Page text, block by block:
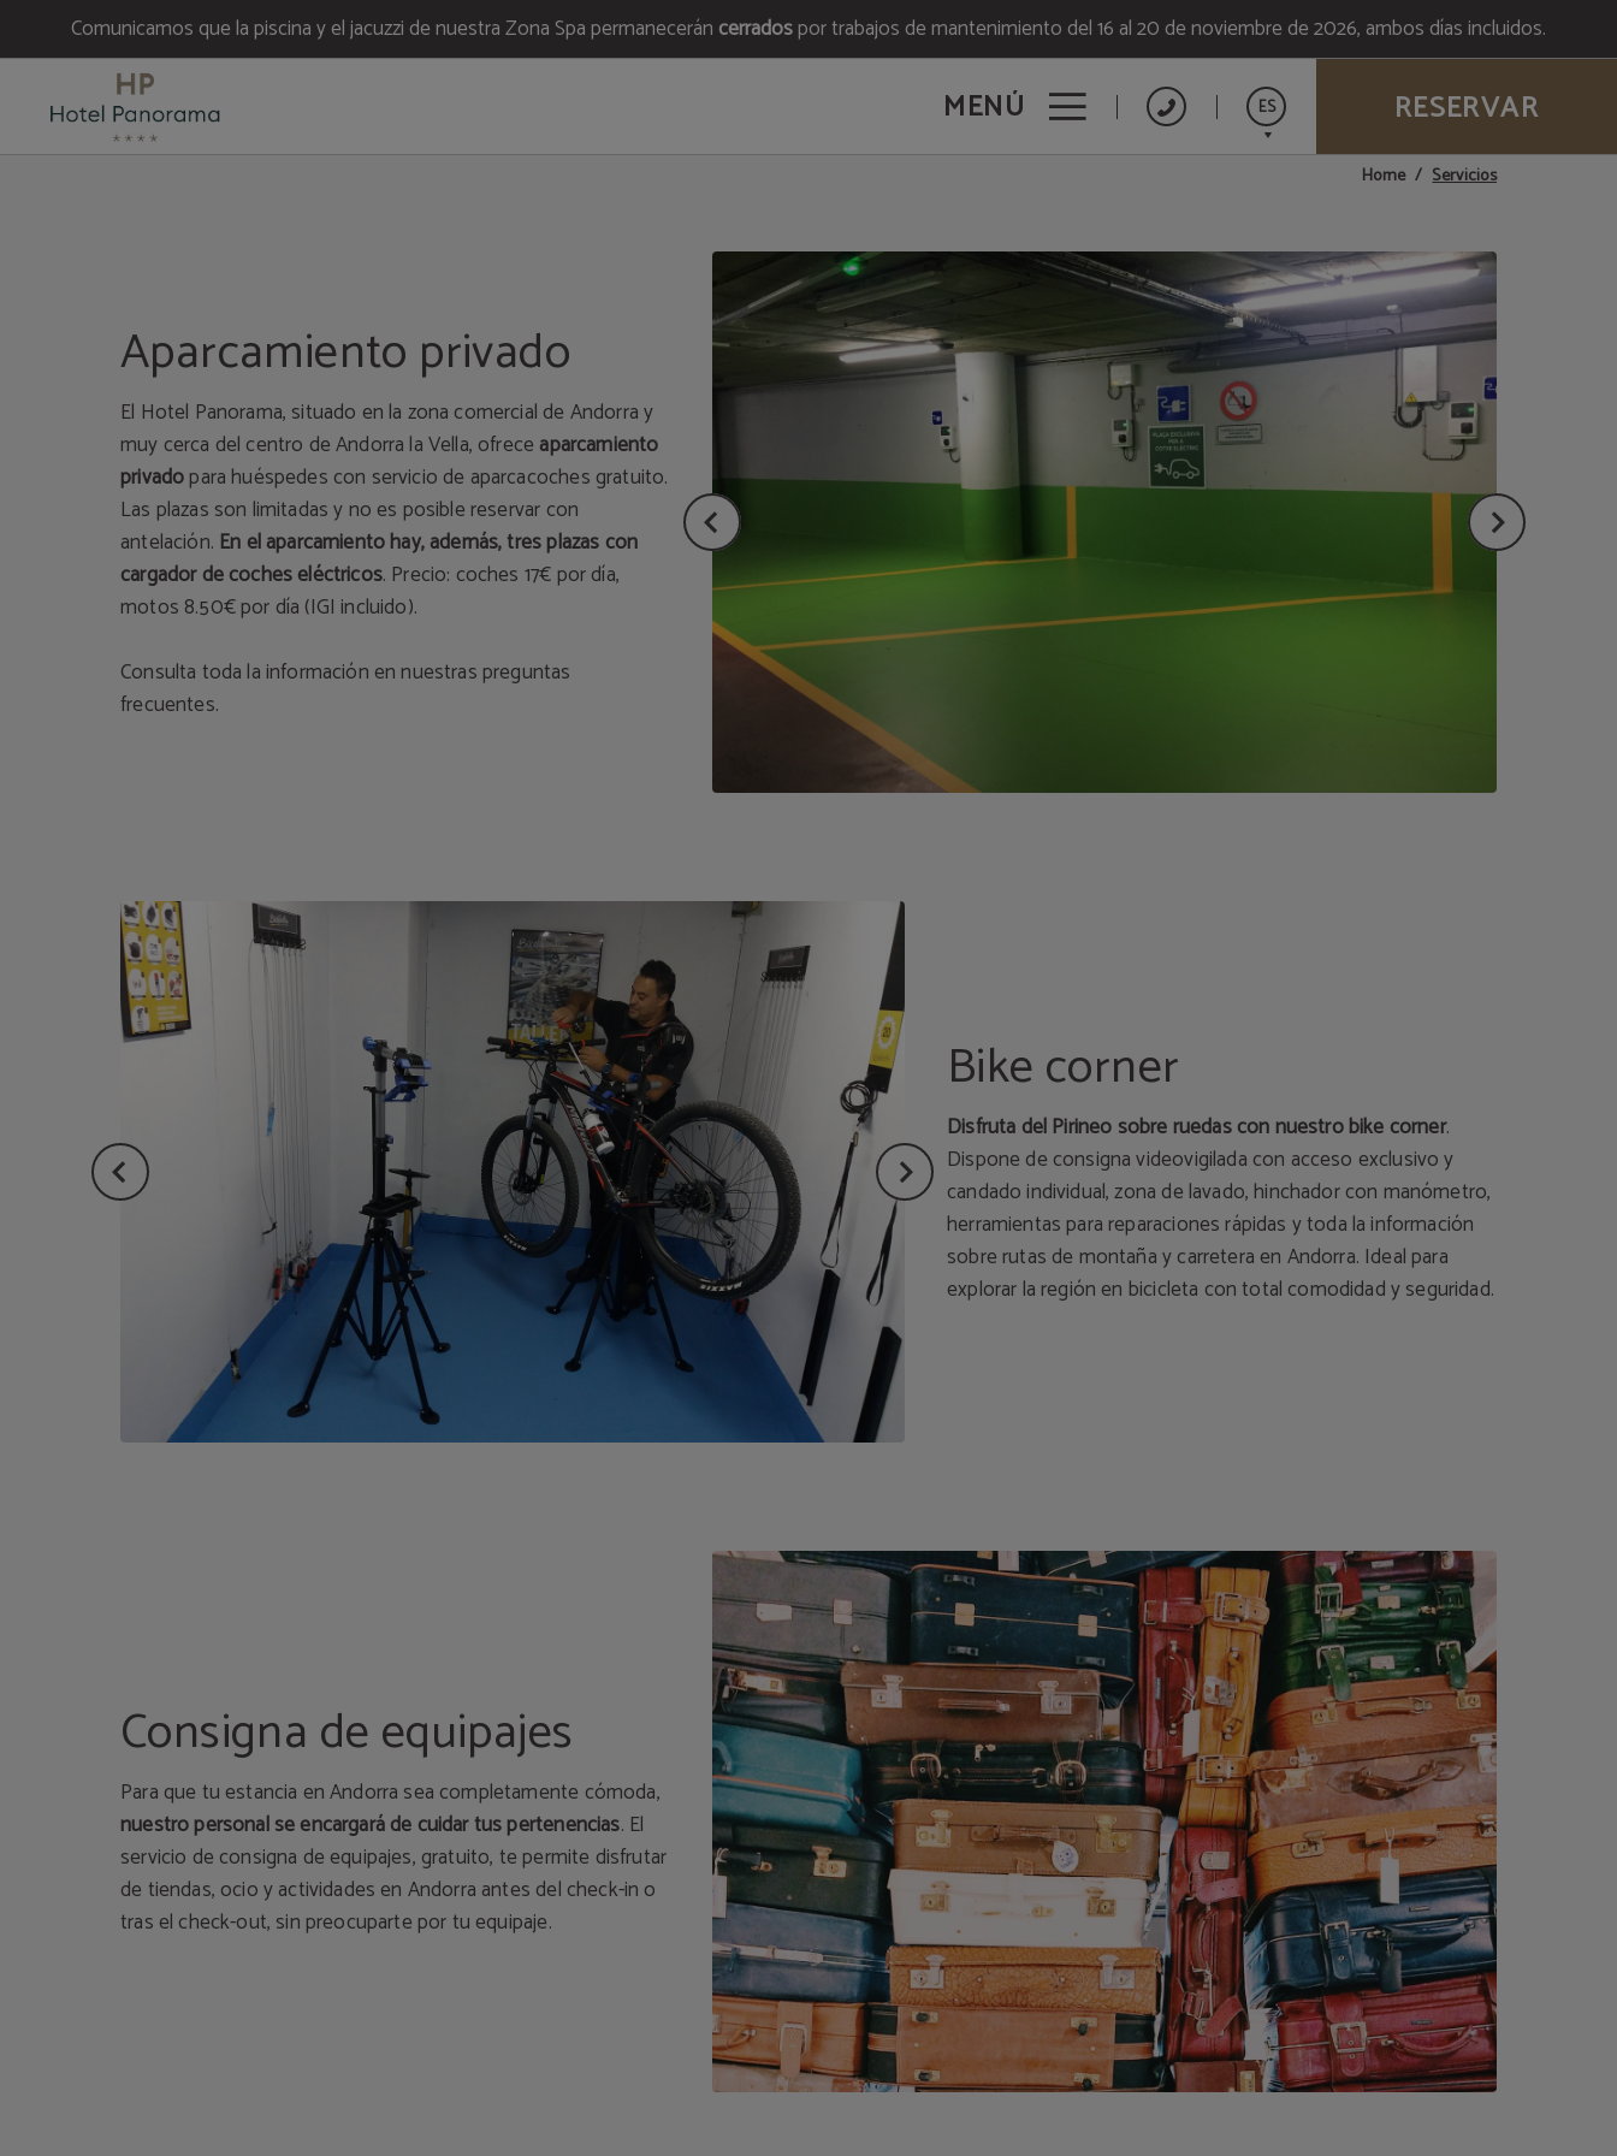
Comunicamos que la piscina y el jacuzzi de nuestra Zona Spa permanecerán cerradospor trabajos de mantenimiento del 16 al 20 de noviembre de 2026, ambos días incluidos.
MENÚ ES
Français
RESERVAR
Servicios del Hotel Panorama en Escaldes. Web Oficial.
Home Servicios
Aparcamiento privado
El Hotel Panorama, situado en la zona comercial de Andorra y
muy cerca del centro de Andorra la Vella, ofrece aparcamiento
privadopara huéspedes con servicio de aparcacoches gratuito.
Las plazas son limitadas y no es posible reservar con
antelación. En el aparcamiento hay, además, tres plazas con
cargador de coches eléctricos. Precio: coches 17€ por día,
motos 8.50€ por día (IGI incluido).
Consulta toda la información en nuestraspreguntas
frecuentes.
Bike corner
Disfruta del Pirineo sobre ruedas con nuestro bike corner.
Dispone de consigna videovigilada con acceso exclusivo y
candado individual, zona de lavado, hinchador con manómetro,
herramientas para reparaciones rápidas y toda la información
sobre rutas de montaña y carretera en Andorra. Ideal para
explorar la región en bicicleta con total comodidad y seguridad.
Consigna de equipajes
Para que tu estancia en Andorra sea completamente cómoda,
nuestro personal se encargará de cuidar tus pertenencias. El
servicio de consigna de equipajes, gratuito, te permite disfrutar
de tiendas, ocio y actividades en Andorra antes del check-in o
tras el check-out, sin preocuparte por tu equipaje.